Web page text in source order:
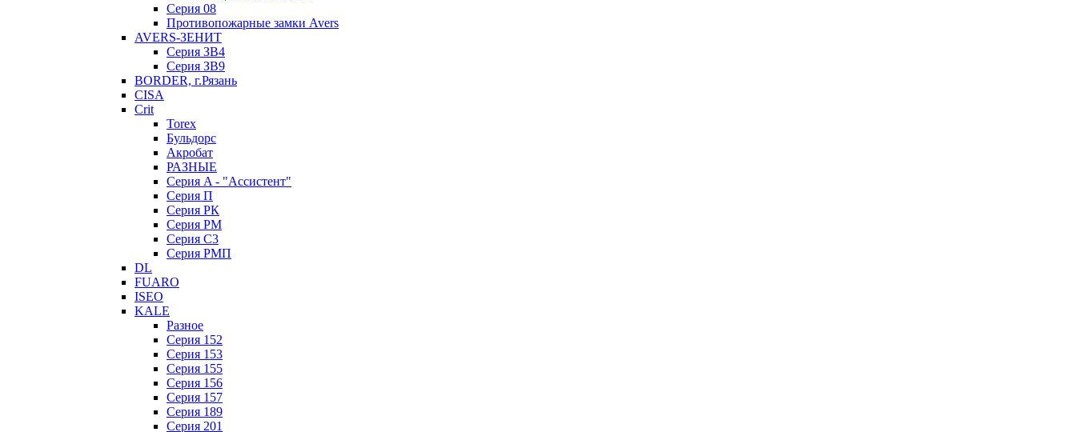
Серия 08
Противопожарные замки Avers
AVERS-ЗЕНИТ
Серия ЗВ4
Серия ЗВ9
BORDER, г.Рязань
CISA
Crit
Torex
Бульдорс
Акробат
РАЗНЫЕ
Серия A - "Ассистент"
Серия П
Серия РК
Серия РМ
Серия С3
Серия РМП
DL
FUARO
ISEO
KALE
Разное
Серия 152
Серия 153
Серия 155
Серия 156
Серия 157
Серия 189
Серия 201